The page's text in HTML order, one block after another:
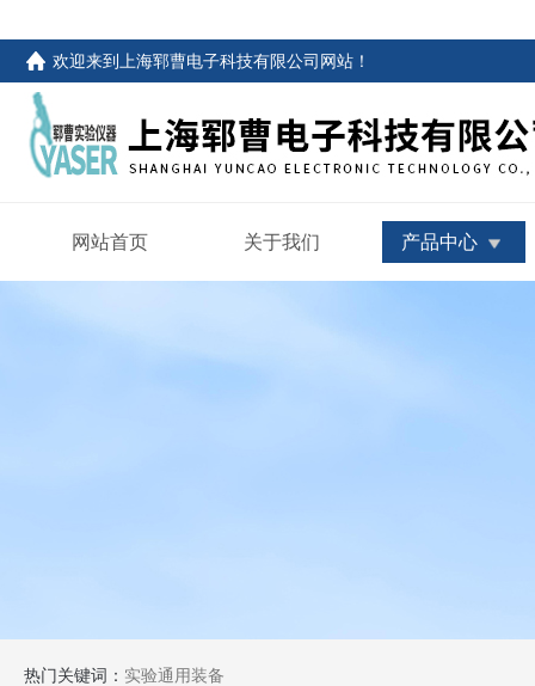
欢迎来到 上海郓曹电子科技有限公司网站 ！
网站首页 关于我们 产品中心
热门关键词： 实验通用装备